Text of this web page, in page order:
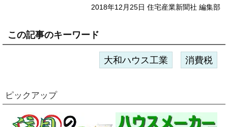
2018年12月25日 住宅産業新聞社 編集部
この記事のキーワード
大和ハウス工業 消費税
ピックアップ